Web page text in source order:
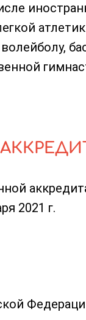
2021 г.